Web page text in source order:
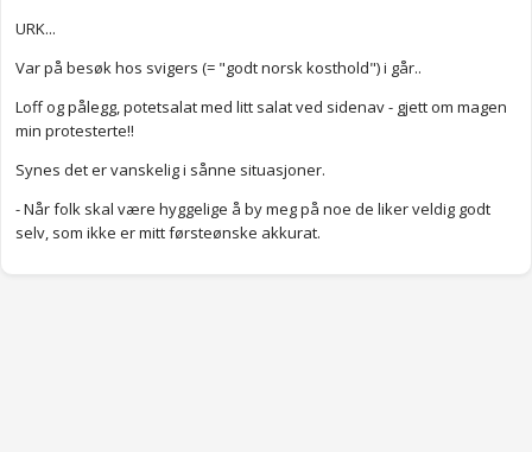
URK...
Var på besøk hos svigers (= "godt norsk kosthold") i går..
Loff og pålegg, potetsalat med litt salat ved sidenav - gjett om magen
min protesterte!!
Synes det er vanskelig i sånne situasjoner.
- Når folk skal være hyggelige å by meg på noe de liker veldig godt
selv, som ikke er mitt førsteønske akkurat.